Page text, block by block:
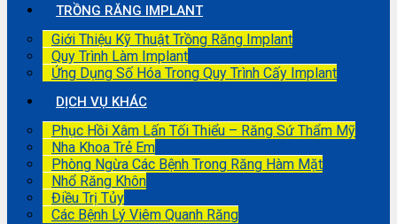
TRỒNG RĂNG IMPLANT
Giới Thiệu Kỹ Thuật Trồng Răng Implant
Quy Trình Làm Implant
Ứng Dụng Số Hóa Trong Quy Trình Cấy Implant
DỊCH VỤ KHÁC
Phục Hồi Xâm Lấn Tối Thiểu – Răng Sứ Thẩm Mỹ
Nha Khoa Trẻ Em
Phòng Ngừa Các Bệnh Trong Răng Hàm Mặt
Nhổ Răng Khôn
Điều Trị Tủy
Các Bệnh Lý Viêm Quanh Răng